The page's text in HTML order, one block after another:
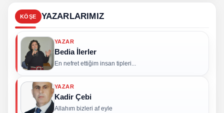
KÖŞE YAZARLARIMIZ
YAZAR
Bedia İlerler
En nefret ettiğim insan tipleri...
YAZAR
Kadir Çebi
Allahım bizleri af eyle